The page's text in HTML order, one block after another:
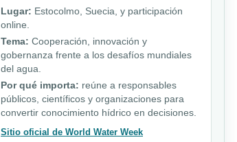
Lugar: Estocolmo, Suecia, y participación
online.
Tema: Cooperación, innovación y
gobernanza frente a los desafíos mundiales
del agua.
Por qué importa: reúne a responsables
públicos, científicos y organizaciones para
convertir conocimiento hídrico en decisiones.
Sitio oficial de World Water Week